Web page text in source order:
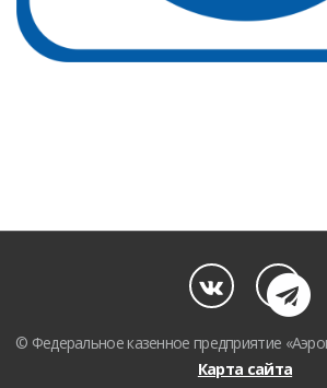
© Федеральное казенное предприятие
Карта сайта